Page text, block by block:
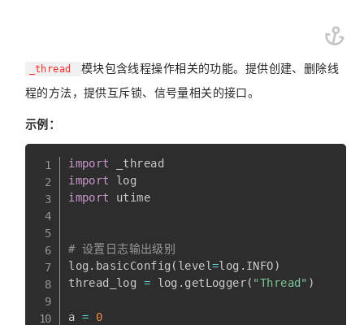
_thread
模块包含线程操作相关的功能。提供创建、删除线
程的方法，提供互斥锁、信号量相关的接口。
示例：
import
import
import
utime
# 设置日志输出级别
log . basicConfig ( level=log . INFO)
thread_log = log . getLogger( "Thread" )
a =
0